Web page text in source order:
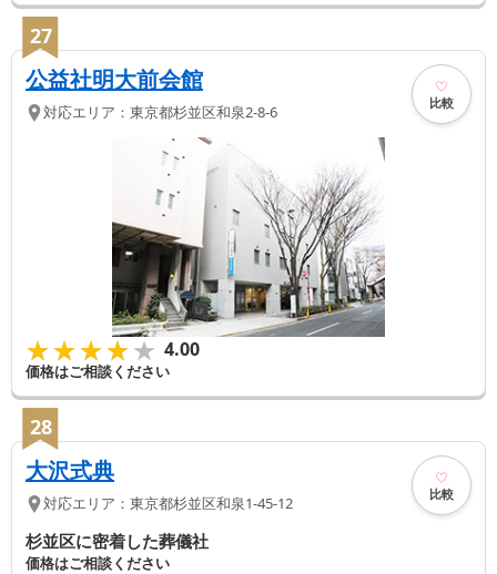
27
公益社明大前会館
対応エリア： 東京都杉並区和泉2-8-6 比較
★★★★★
★★★★★ 4.00
価格はご相談ください
28
大沢式典
対応エリア： 東京都杉並区和泉1-45-12 比較
杉並区に密着した葬儀社
価格はご相談ください